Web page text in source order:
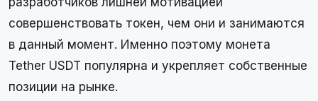
совершенствовать токен, чем они и занимаются
в данный момент. Именно поэтому монета
Tether USDT популярна и укрепляет собственные
позиции на рынке.